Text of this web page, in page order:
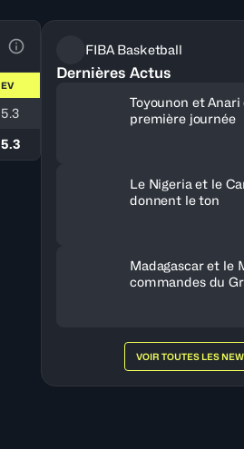
Voir la Légende du Tableau
EV
5.3
5.3
FIBA Basketball
Dernières Actus
Toyounon et
première journée
Le Nigeria et le
donnent le ton
Madagascar et le
commandes du
VOIR TOUTES LES